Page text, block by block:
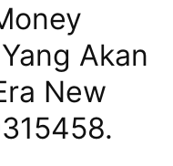
Akan
New